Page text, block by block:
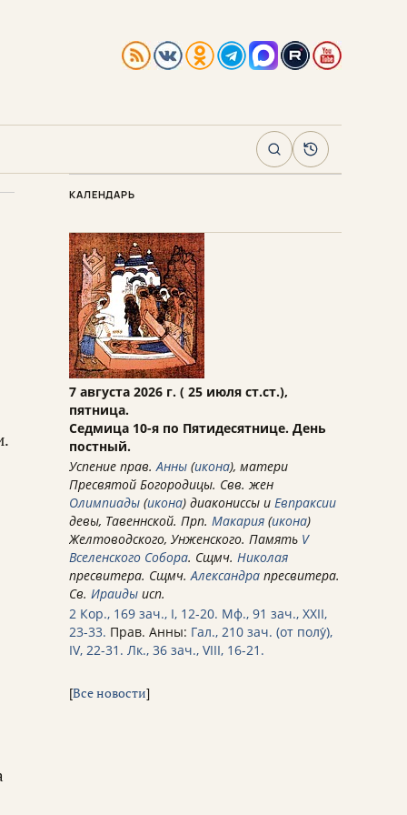
ПоискАрхив
КАЛЕНДАРЬ
7 августа 2026 г. ( 25 июля ст.ст.),
пятница.
Седмица 10-я по Пятидесятнице. День
постный.
Успение прав.Анны (икона), матери
Пресвятой Богородицы. Свв. жен
Олимпиады (икона) диакониссы и Евпраксии
девы, Тавеннской. Прп. Макария (икона)
Желтоводского, Унженского. Память V
Вселенского Собора. Сщмч. Николая
пресвитера. Сщмч.Александра пресвитера.
Св. Ираиды исп.
2 Кор., 169 зач., I, 12-20. Мф., 91 зач., XXII,
23-33. Прав. Анны: Гал., 210 зач. (от полу́),
IV, 22-31. Лк., 36 зач., VIII, 16-21.
[Все новости]